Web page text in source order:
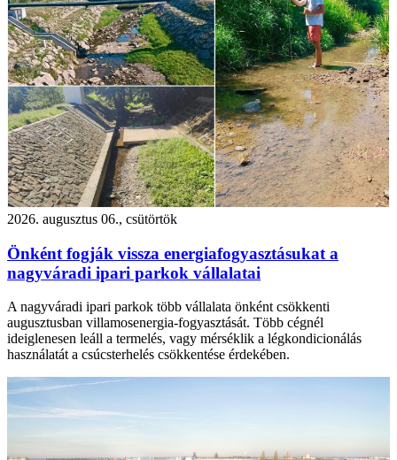
2026. augusztus 06., csütörtök
Önként fogják vissza energiafogyasztásukat a
nagyváradi ipari parkok vállalatai
A nagyváradi ipari parkok több vállalata önként csökkenti
augusztusban villamosenergia-fogyasztását. Több cégnél
ideiglenesen leáll a termelés, vagy mérséklik a légkondicionálás
használatát a csúcsterhelés csökkentése érdekében.